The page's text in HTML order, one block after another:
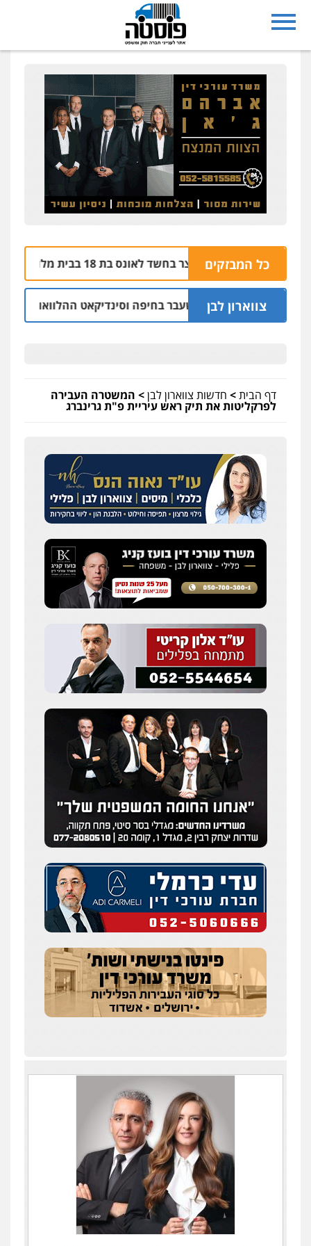
כל המבזקיםבת ים: בן 51 נעצר בחשד לאונס בת 18 בבית מלון 06.08 | 21:59
צווארון לבן
יו"ר ש"ס לשעבר בחיפה וסינדיקאט ההלוואות של משפחת
דף הבית> חדשות צווארון לבן> המשטרה העבירה
לפרקליטות את תיק ראש עיריית פ"ת גרינברג
עו"ד בועז קניג
משפחה כלכלי
עו"ד אבי כהן
פלילי פשיעה חמורה קטינים אלימות
סמים עבירות מין
0523647066
קורל קרוז – עורך דין פלילי
משפט פלילי
עו"ד תומר בנישתי
מעצרים וחקירות צווארון לבן פשיעה
חמורה
0546657865
עו"ד ד"ר איתן פינקלשטיין
כלכלי הלבנת הון חילוט ייעוץ לעורכי דין
0507061374
עו"ד אמיר כהן
מעצרים וחקירות תעבורה
מצגר ושות', חברת עורכי דין
נדל"ן / עסקים משפחה תעבורה כלכלי
הוצאה לפועל
עורך דין תמיר אלטיט
פלילי תעבורה
0545577862
אברהם שהבזי – משרד עורכי דין
מיסים כלכלי פלילי פשיעה כלכלית הלבנת
הון
0504456555
חליל ביאדי – משרד עורכי דין
פלילי דיני תעבורה מעצרים וחקירות
פשיעה חמורה אסירים
עו"ד יפעת שוורץ סיל
פלילי תעבורה
0523379525
דין
0506216097
עו"ד אריה פטר
לשעבר סגן מנהל המחלקה הפלילית
בפרקליטות המדינה
0506217994
עו"ד יאיר בן סימון
פלילי תעבורה אזרחי נזיקין ביטוח